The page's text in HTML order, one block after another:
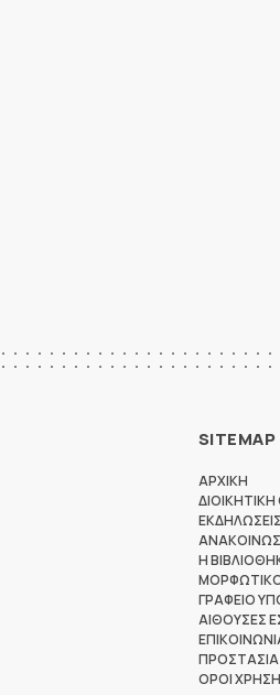
SITEMAP
ΑΡΧΙΚΗ
ΕΚΔΗΛΩΣΕΙΣ
Η
ΓΡΑΦΕΙΟ
ΑΙΘΟΥΣΕΣ
ΟΡΟΙ